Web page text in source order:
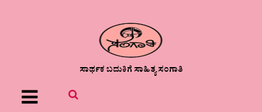
ಸಾರ್ಥಕ ಬದುಕಿಗೆ ಸಾಹಿತ್ಯ ಸಂಗಾತಿ
Menu